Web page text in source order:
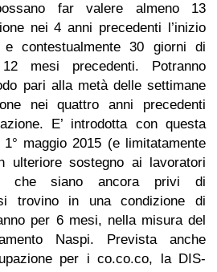
far valere almeno 13
nei 4 anni precedenti l’inizio
e contestualmente 30 giorni di
mesi precedenti. Potranno
pari alla metà delle settimane
nei quattro anni precedenti
E’ introdotta con questa
maggio 2015 (e limitatamente
ulteriore sostegno ai lavoratori
che siano ancora privi di
trovino in una condizione di
per 6 mesi, nella misura del
Naspi. Prevista anche
per i co.co.co, la DIS-